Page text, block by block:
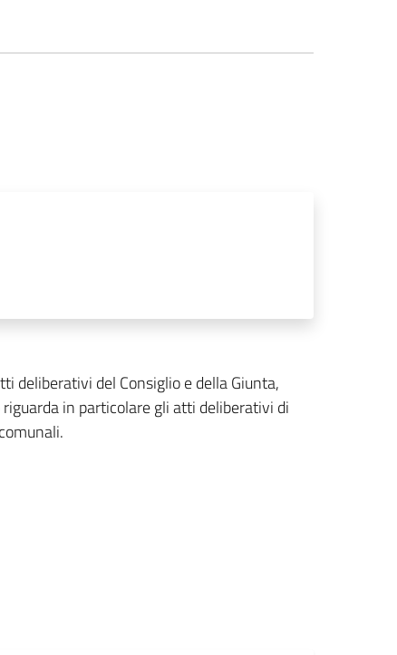
deliberativi del Consiglio e della Giunta,
in particolare gli atti deliberativi di